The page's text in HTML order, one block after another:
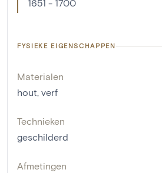
1651 - 1700
FYSIEKE EIGENSCHAPPEN
Materialen
hout, verf
Technieken
geschilderd
Afmetingen